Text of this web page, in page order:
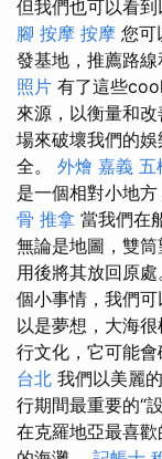
但我們也可以看到
腳 按摩 按摩 您可
發基地，推薦路線
照片 有了這些
來源，以衡量和
場來破壞我們的
全。 外燴 嘉義 五
是一個相對小地
骨 推拿 當我們在
無論是地圖，雙
用後將其放回原處
個小事情，我們
以是夢想，大海
行文化，它可能會
台北 我們以美麗
行期間最重要的“
在克羅地亞最喜